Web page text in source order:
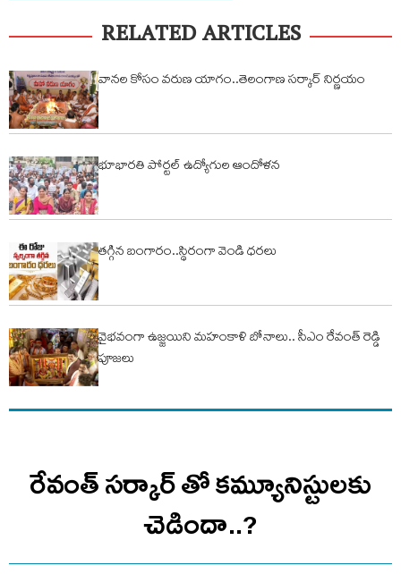
RELATED ARTICLES
వానల కోసం వరుణ యాగం..తెలంగాణ సర్కార్ నిర్ణయం
భూభారతి పోర్టల్ ఉద్యోగుల ఆందోళన
తగ్గిన బంగారం..స్థిరంగా వెండి ధరలు
వైభవంగా ఉజ్జయిని మహంకాళి బోనాలు.. సీఎం రేవంత్ రెడ్డి
పూజలు
రేవంత్ సర్కార్ తో కమ్యూనిస్టులకు
చెడిందా..?